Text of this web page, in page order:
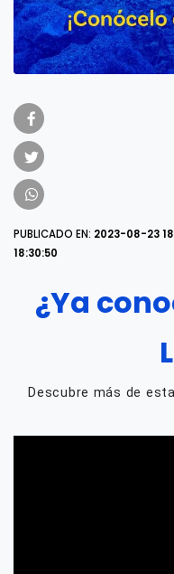
PUBLICADO EN: 2023-08-23
18:30:50
¿Ya
Descubre más de